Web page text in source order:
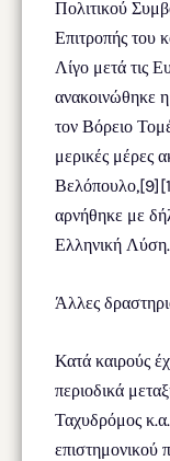
Πολιτικού
Επιτροπής του
Λίγο μετά τις
ανακοινώθηκε
τον Βόρειο
μερικές μέρες
αρνήθηκε με
Ελληνική
Άλλες
Κατά καιρούς
περιοδικά
Ταχυδρόμος κ.α.
επιστημονικού